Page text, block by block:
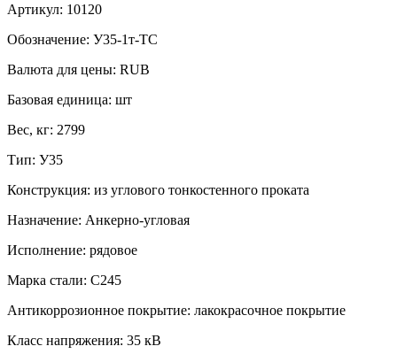
Артикул: 10120
Обозначение: У35-1т-ТС
Валюта для цены: RUB
Базовая единица: шт
Вес, кг: 2799
Тип: У35
Конструкция: из углового тонкостенного проката
Назначение: Анкерно-угловая
Исполнение: рядовое
Марка стали: С245
Антикоррозионное покрытие: лакокрасочное покрытие
Класс напряжения: 35 кВ